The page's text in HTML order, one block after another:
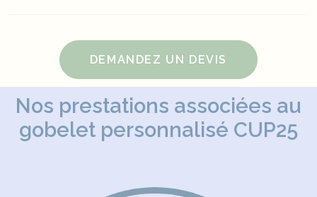
DEMANDEZ UN DEVIS
Nos prestations associées au
gobelet personnalisé CUP25